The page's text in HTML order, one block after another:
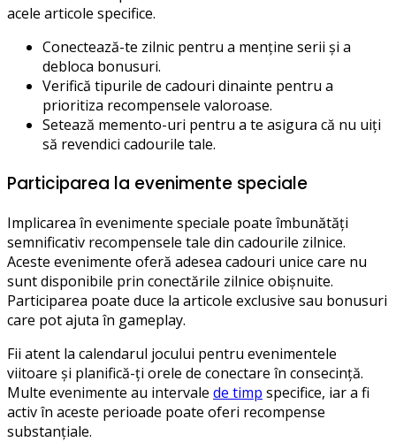
acele articole specifice.
Conectează-te zilnic pentru a menține serii și a
debloca bonusuri.
Verifică tipurile de cadouri dinainte pentru a
prioritiza recompensele valoroase.
Setează memento-uri pentru a te asigura că nu uiți
să revendici cadourile tale.
Participarea la evenimente speciale
Implicarea în evenimente speciale poate îmbunătăți
semnificativ recompensele tale din cadourile zilnice.
Aceste evenimente oferă adesea cadouri unice care nu
sunt disponibile prin conectările zilnice obișnuite.
Participarea poate duce la articole exclusive sau bonusuri
care pot ajuta în gameplay.
Fii atent la calendarul jocului pentru evenimentele
viitoare și planifică-ți orele de conectare în consecință.
Multe evenimente au intervale de timp specifice, iar a fi
activ în aceste perioade poate oferi recompense
substanțiale.